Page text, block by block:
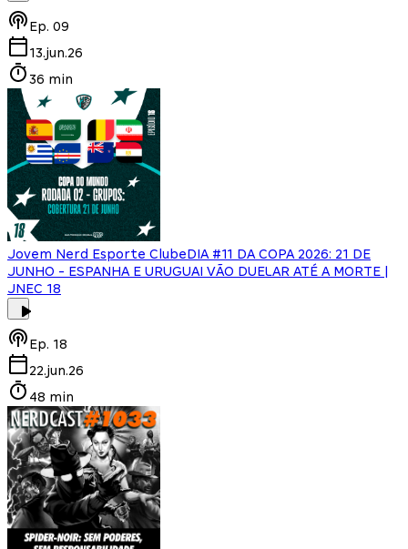
Ep. 09
13.jun.26
36 min
Jovem Nerd Esporte ClubeDIA #11 DA COPA 2026: 21 DE
JUNHO - ESPANHA E URUGUAI VÃO DUELAR ATÉ A MORTE |
JNEC 18
Ep. 18
22.jun.26
48 min